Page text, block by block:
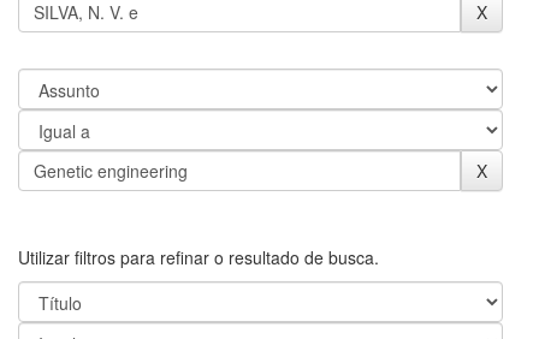
Utilizar filtros para refinar o resultado de busca.